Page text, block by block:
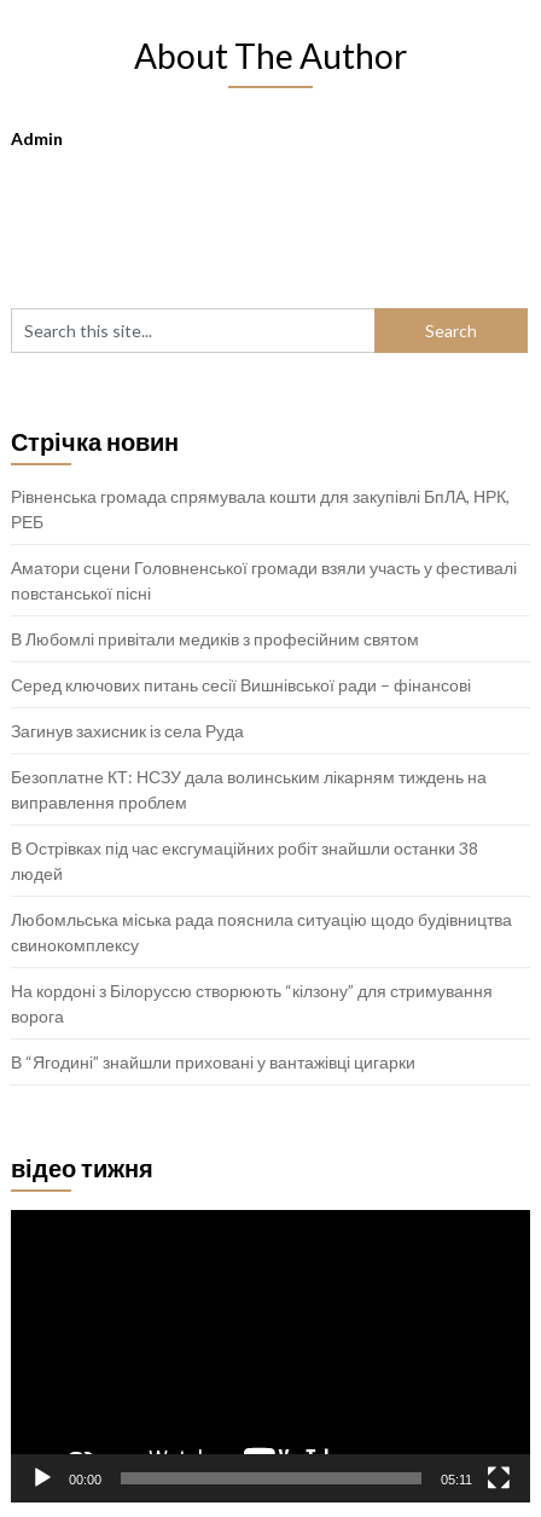
About The Author
Admin
Стрічка новин
Рівненська громада спрямувала кошти для закупівлі БпЛА, НРК,
РЕБ
Аматори сцени Головненської громади взяли участь у фестивалі
повстанської пісні
В Любомлі привітали медиків з професійним святом
Серед ключових питань сесії Вишнівської ради – фінансові
Загинув захисник із села Руда
Безоплатне КТ: НСЗУ дала волинським лікарням тиждень на
виправлення проблем
В Острівках під час ексгумаційних робіт знайшли останки 38
людей
Любомльська міська рада пояснила ситуацію щодо будівництва
свинокомплексу
На кордоні з Білоруссю створюють “кілзону” для стримування
ворога
В “Ягодині” знайшли приховані у вантажівці цигарки
відео тижня
00:00 05:11